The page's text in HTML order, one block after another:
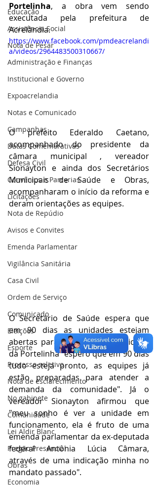
Educação
Assistência Social
Nota de Pesar
Administração e Finanças
Institucional e Governo
Expoacrelandia
Notas e Comunicado
Campanhas
Datas Comemorativas
Defesa Civil
Convênios e Parcerias
Licitações
Nota de Repúdio
Avisos e Convites
Emenda Parlamentar
Vigilância Sanitária
Casa Civil
Ordem de Serviço
Comunicado
Eleições
Esporte
Processo seletivo
Nota de esclarecimento
No gabinete
Comunidade
Lei Aldir Blanc
Pregão Presencial
Obras
Economia
Portelinha, a obra vem sendo
executada pela prefeitura de
Acrelândia.
https://www.facebook.com/pmdeacrelandi
a/videos/2964483500310667/
O prefeito Ederaldo Caetano,
acompanhado do presidente da
câmara municipal , vereador
Sionayton e ainda dos Secretários
Municipais de Saúde e Obras,
acompanharam o início da reforma e
deram orientações as equipes.
O Secretário de Saúde espera que
em 90 dias as unidades estejam
abertas para atender a comunidade
da Portelinha "espero que em 90 dias
tudo esteja pronto, as equipes já
estão preparadas para atender a
demanda da comunidade". Já o
vereador Sionayton afirmou que
"meu sonho é ver a unidade em
funcionamento, ela é fruto de uma
emenda parlamentar da ex-deputada
federal Antônia Lúcia Câmara,
através de uma indicação minha no
mandato passado".